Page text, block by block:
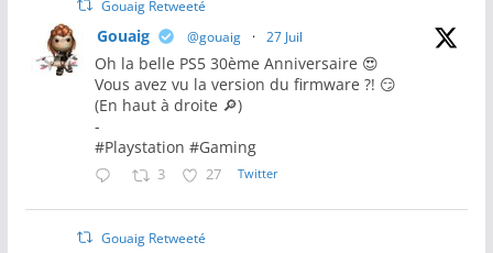
Gouaig Retweeté
Gouaig @gouaig · 27 Juil
Oh la belle PS5 30ème Anniversaire 😍
Vous avez vu la version du firmware ?! 😏
(En haut à droite 🔎)
-
#Playstation #Gaming
3 27 Twitter
Gouaig Retweeté